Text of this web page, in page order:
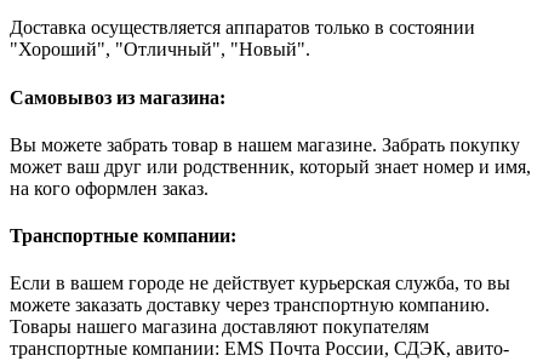
Доставка осуществляется аппаратов только в состоянии
"Хороший", "Отличный", "Новый".
Самовывоз из магазина:
Вы можете забрать товар в нашем магазине. Забрать покупку
может ваш друг или родственник, который знает номер и имя,
на кого оформлен заказ.
Транспортные компании:
Если в вашем городе не действует курьерская служба, то вы
можете заказать доставку через транспортную компанию.
Товары нашего магазина доставляют покупателям
транспортные компании: EMS Почта России, СДЭК, авито-